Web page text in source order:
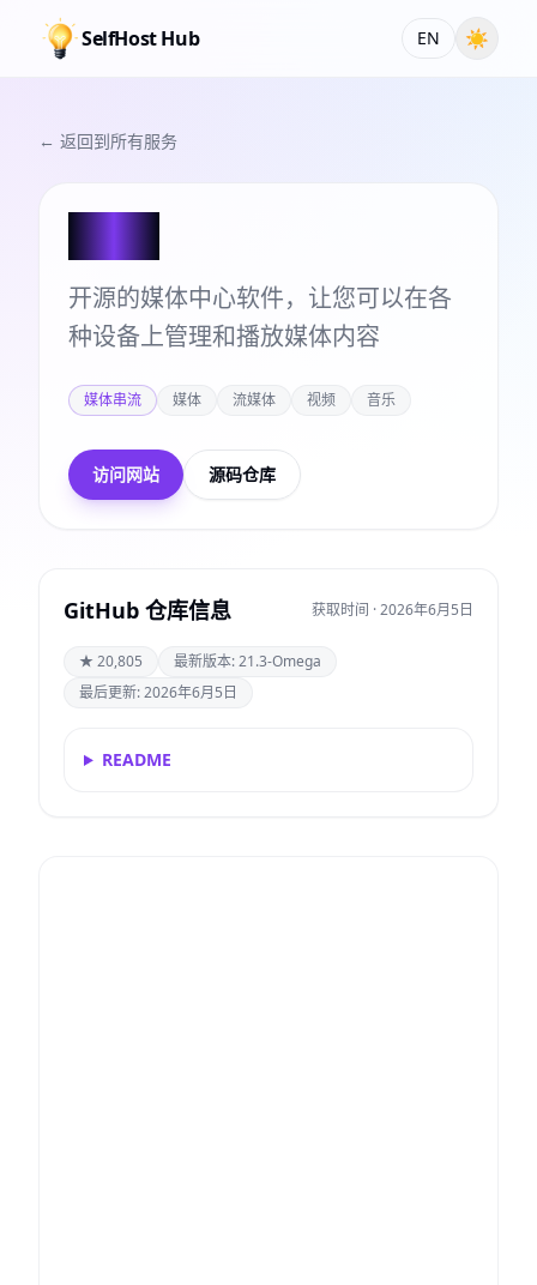
SelfHost Hub EN ☀
← 返回到所有服务
开源的媒体中心软件，让您可以在各
种设备上管理和播放媒体内容
媒体串流 媒体 流媒体 视频 音乐
访问网站 源码仓库
GitHub 仓库信息 获取时间 · 2026年6月5日
★ 20,805
最新版本: 21.3-Omega
最后更新: 2026年6月5日
README